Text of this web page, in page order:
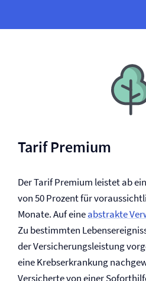
Tarif Premium
Der Tarif Premium leistet ab
von 50 Prozent für
Monate. Auf eineabstrakte
Zu bestimmten
der Versicherungsleistung
eine Krebserkrankung
Versicherte von einer